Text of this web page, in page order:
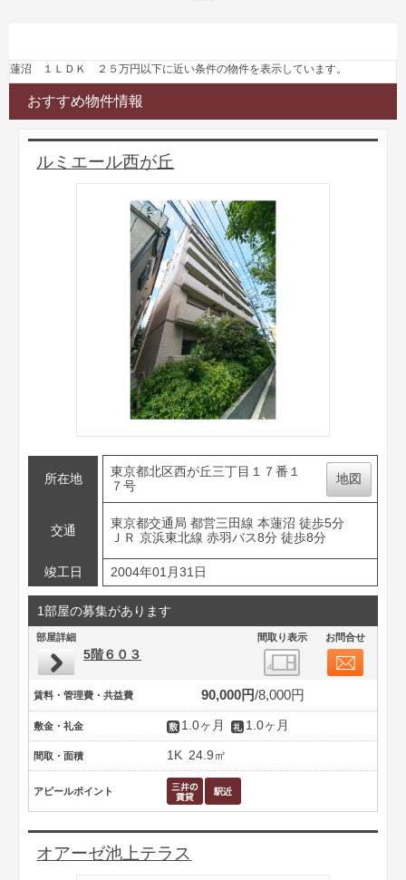
蓮沼 １ＬＤＫ ２５万円以下に近い条件の物件を表示しています。
おすすめ物件情報
ルミエール西が丘
所在地
東京都北区西が丘三丁目１７番１
７号
地図
交通
東京都交通局 都営三田線 本蓮沼 徒歩5分
ＪＲ 京浜東北線 赤羽バス8分 徒歩8分
竣工日 2004年01月31日
1部屋の募集があります
部屋詳細 間取り表示 お問合せ
5階６０３
賃料・管理費・共益費 90,000円 8,000円
敷金・礼金 1.0ヶ月 1.0ヶ月
間取・面積 1K 24.9㎡
アピールポイント
オアーゼ池上テラス